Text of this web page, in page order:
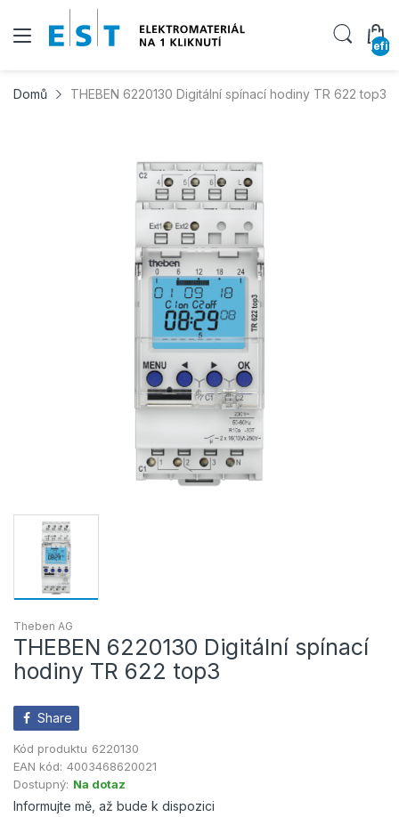
Domů THEBEN 6220130 Digitální spínací hodiny TR 622 top3
Theben AG
THEBEN 6220130 Digitální spínací
hodiny TR 622 top3
Share
Kód produktu 6220130
EAN kód: 4003468620021
Dostupný: Na dotaz
Informujte mě, až bude k dispozici